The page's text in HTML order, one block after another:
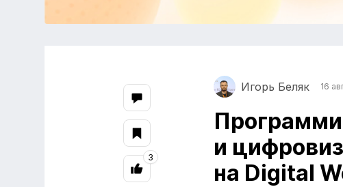
Игорь Беляк 16
и
на Digital
3